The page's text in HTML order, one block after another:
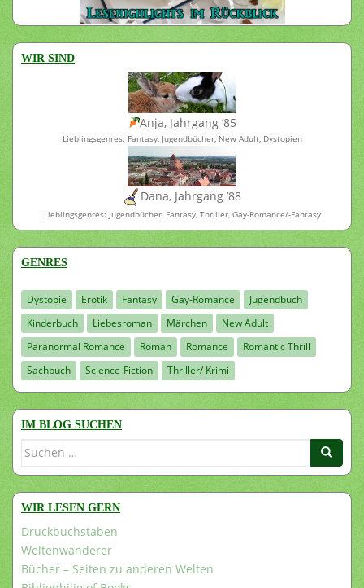
WIR SIND
Anja, Jahrgang ’85
Lieblingsgenres: Fantasy, Jugendbücher, New Adult, Dystopien
Dana, Jahrgang ’88
Lieblingsgenres: Jugendbücher, Fantasy, Thriller, Gay-Romance/-Fantasy
GENRES
Dystopie Erotik Fantasy Gay-Romance
Jugendbuch
Kinderbuch
Liebesroman Märchen
New Adult
Paranormal Romance
Roman Romance
Romantic Thrill
Sachbuch
Science-Fiction Thriller/ Krimi
IM BLOG SUCHEN
Suchen
WIR LESEN GERN
Druckbuchstaben
Weltenwanderer
Bücher – Seiten zu anderen Welten